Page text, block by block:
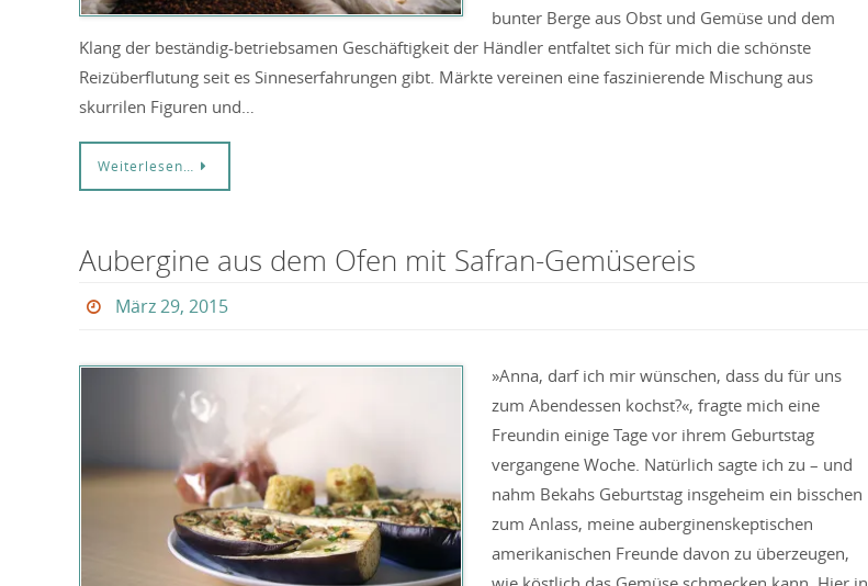
bunter Berge aus Obst und Gemüse und dem
Klang der beständig-betriebsamen Geschäftigkeit der Händler entfaltet sich für mich die schönste
Reizüberflutung seit es Sinneserfahrungen gibt. Märkte vereinen eine faszinierende Mischung aus
skurrilen Figuren und…
Weiterlesen…
Aubergine aus dem Ofen mit Safran-Gemüsereis
März 29, 2015
»Anna, darf ich mir wünschen, dass du für uns
zum Abendessen kochst?«, fragte mich eine
Freundin einige Tage vor ihrem Geburtstag
vergangene Woche. Natürlich sagte ich zu – und
nahm Bekahs Geburtstag insgeheim ein bisschen
zum Anlass, meine auberginenskeptischen
amerikanischen Freunde davon zu überzeugen,